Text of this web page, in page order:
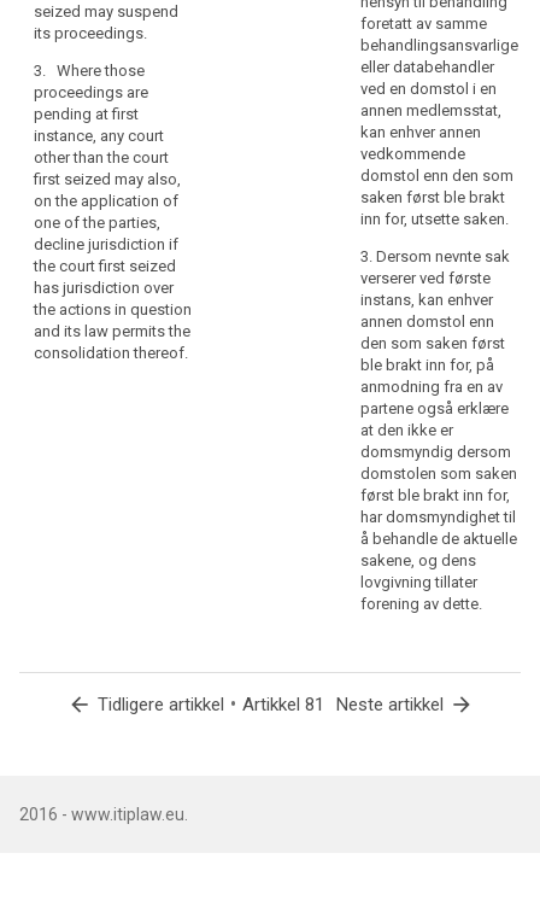
seized may suspend
its proceedings.
3. Where those
proceedings are
pending at first
instance, any court
other than the court
first seized may also,
on the application of
one of the parties,
decline jurisdiction if
the court first seized
has jurisdiction over
the actions in question
and its law permits the
consolidation thereof.
court first seized may
on the application of
decline jurisdiction if
the court first seized
has jurisdiction over
foretatt av samme
behandlingsansvarlige
eller databehandler
ved en domstol i en
annen medlemsstat,
kan enhver annen
vedkommende
domstol enn den som
saken først ble brakt
inn for, utsette saken.
3. Dersom nevnte sak
verserer ved første
instans, kan enhver
annen domstol enn
den som saken først
ble brakt inn for, på
anmodning fra en av
partene også erklære
at den ikke er
domsmyndig dersom
domstolen som saken
først ble brakt inn for,
har domsmyndighet til
å behandle de aktuelle
sakene, og dens
lovgivning tillater
forening av dette.
arrow_back Tidligere artikkel • Artikkel 81 Neste artikkel arrow_forward
2016 - www.itiplaw.eu.